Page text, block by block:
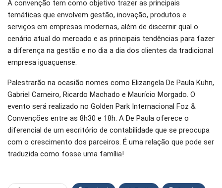
A convenção tem como objetivo trazer as principais
temáticas que envolvem gestão, inovação, produtos e
serviços em empresas modernas, além de discernir qual o
cenário atual do mercado e as principais tendências para fazer
a diferença na gestão e no dia a dia dos clientes da tradicional
empresa iguaçuense.
Palestrarão na ocasião nomes como Elizangela De Paula Kuhn,
Gabriel Carneiro, Ricardo Machado e Maurício Morgado. O
evento será realizado no Golden Park Internacional Foz &
Convenções entre as 8h30 e 18h. A De Paula oferece o
diferencial de um escritório de contabilidade que se preocupa
com o crescimento dos parceiros. É uma relação que pode ser
traduzida como fosse uma família!